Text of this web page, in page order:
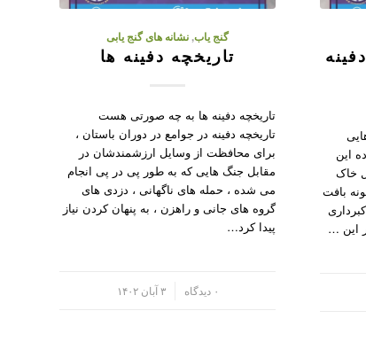
این
خاک
بافت
این …
گنج یاب,نشانه های گنج یابی
تاریخچه دفینه ها
تاریخچه دفینه ها به چه صورتی هست
تاریخچه دفینه در جوامع در دوران باستان ،
برای محافظت از وسایل ارزشمندشان در
مقابل جنگ هایی که به طور پی در پی انجام
می شده ، حمله های ناگهانی ، دزدی های
گروه های جانی و راهزن ، به پنهان کردن نیاز
پیدا کرد…
۰ دیدگاه ۳ آبان ۱۴۰۲